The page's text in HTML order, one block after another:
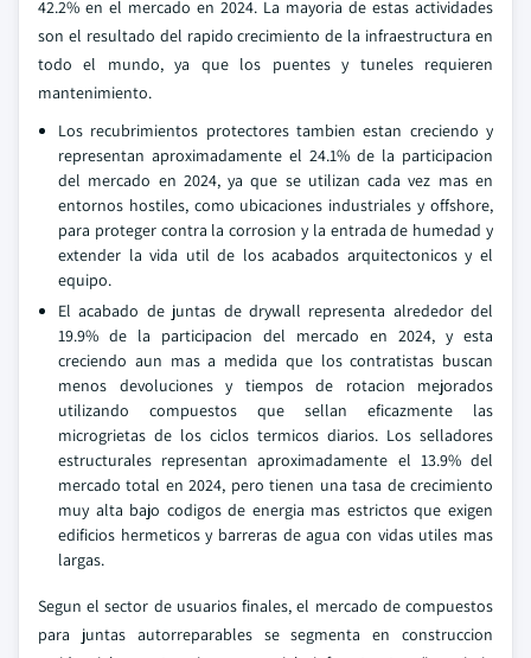
42.2% en el mercado en 2024. La mayoria de estas actividades
son el resultado del rapido crecimiento de la infraestructura en
todo el mundo, ya que los puentes y tuneles requieren
mantenimiento.
Los recubrimientos protectores tambien estan creciendo y
representan aproximadamente el 24.1% de la participacion
del mercado en 2024, ya que se utilizan cada vez mas en
entornos hostiles, como ubicaciones industriales y offshore,
para proteger contra la corrosion y la entrada de humedad y
extender la vida util de los acabados arquitectonicos y el
equipo.
El acabado de juntas de drywall representa alrededor del
19.9% de la participacion del mercado en 2024, y esta
creciendo aun mas a medida que los contratistas buscan
menos devoluciones y tiempos de rotacion mejorados
utilizando compuestos que sellan eficazmente las
microgrietas de los ciclos termicos diarios. Los selladores
estructurales representan aproximadamente el 13.9% del
mercado total en 2024, pero tienen una tasa de crecimiento
muy alta bajo codigos de energia mas estrictos que exigen
edificios hermeticos y barreras de agua con vidas utiles mas
largas.
Segun el sector de usuarios finales, el mercado de compuestos
para juntas autorreparables se segmenta en construccion